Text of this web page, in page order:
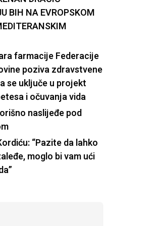
BIH NA EVROPSKOM
farmacije Federacije
poziva zdravstvene
se uključe u projekt
i očuvanja vida
naslijeđe pod
“Pazite da lahko
moglo bi vam ući